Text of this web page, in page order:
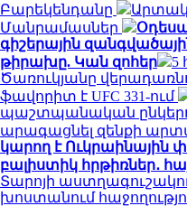
Բարեկենդանը
Մանրամասներ
գիշերային
թիրախը. Կան զոհեր
5
Ծառուկյանը
ֆավորիտ է UFC 331-ում
պաշտպանական
արագացնել զենքի
կարող է Ուկրաինային
բալիստիկ հրթիռներ․
Տարոյի
խոստանում